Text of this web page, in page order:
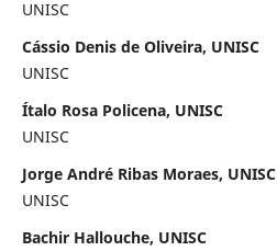
UNISC
Cássio Denis de Oliveira, UNISC
UNISC
Ítalo Rosa Policena, UNISC
UNISC
Jorge André Ribas Moraes, UNISC
UNISC
Bachir Hallouche, UNISC